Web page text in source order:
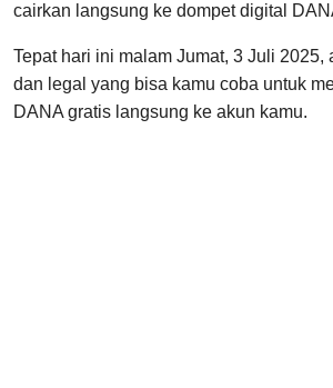
cairkan langsung ke dompet digital
Tepat hari ini malam Jumat, 3 Juli 2025,
dan legal yang bisa kamu coba untuk
DANA gratis langsung ke akun kamu.